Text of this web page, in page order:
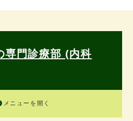
専門診療部 (内科
メニューを開く